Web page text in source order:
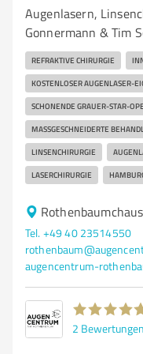
Augenlasern,
Gonnermann & Tim
REFRAKTIVE CHIRURGIE
KOSTENLOSER AUGENLASER-
SCHONENDE GRAUER-STAR-
MASSGESCHNEIDERTE
LINSENCHIRURGIE
LASERCHIRURGIE
Tel. +49 40 23514550
2 Bewertungen